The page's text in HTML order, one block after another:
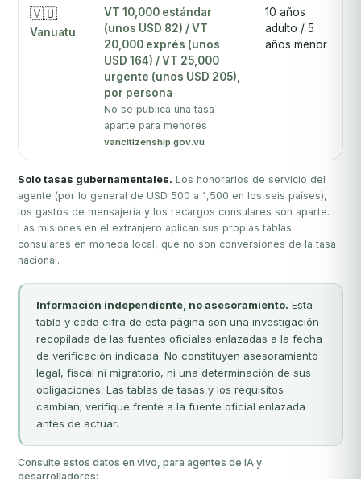
🇻🇺
Vanuatu
VT 10,000 estándar
(unos USD 82) / VT
20,000 exprés (unos
USD 164) / VT 25,000
urgente (unos USD 205),
por persona
No se publica una tasa
aparte para menores
vancitizenship.gov.vu
10 años
adulto / 5
años menor
Solo tasas gubernamentales. Los honorarios de servicio del
agente (por lo general de USD 500 a 1,500 en los seis países),
los gastos de mensajería y los recargos consulares son aparte.
Las misiones en el extranjero aplican sus propias tablas
consulares en moneda local, que no son conversiones de la tasa
nacional.
Información independiente, no asesoramiento. Esta
tabla y cada cifra de esta página son una investigación
recopilada de las fuentes oficiales enlazadas a la fecha
de verificación indicada. No constituyen asesoramiento
legal, fiscal ni migratorio, ni una determinación de sus
obligaciones. Las tablas de tasas y los requisitos
cambian; verifique frente a la fuente oficial enlazada
antes de actuar.
Consulte estos datos en vivo, para agentes de IA y
desarrolladores: